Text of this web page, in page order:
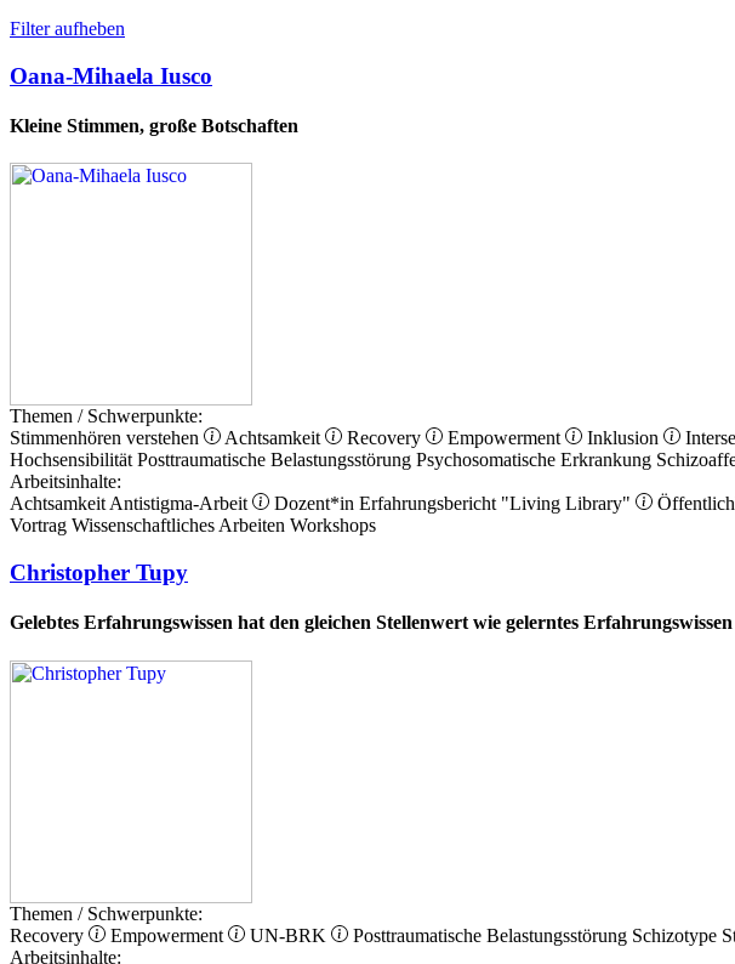
Filter aufheben
Oana-Mihaela Iusco
Kleine Stimmen, große Botschaften
Themen / Schwerpunkte:
Stimmenhören verstehen
Achtsamkeit Recovery Empowerment Inklusion
Hochsensibilität Posttraumatische Belastungsstörung Psychosomatische Erkrankung
Arbeitsinhalte:
Achtsamkeit Antistigma-Arbeit Dozent*in Erfahrungsbericht "Living Library"
Vortrag Wissenschaftliches Arbeiten Workshops
Christopher Tupy
Gelebtes Erfahrungswissen hat den gleichen Stellenwert wie gelerntes Erfahrungswissen
Themen / Schwerpunkte:
Recovery
Empowerment UN-BRK Posttraumatische Belastungsstörung Schizotype
Arbeitsinhalte: